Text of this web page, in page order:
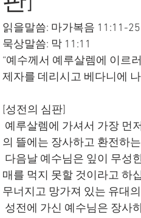
읽을말씀: 마가복음 11:11-25
묵상말씀: 막 11:11
“예수께서 예루살렘에 이르
제자를 데리시고 베다니에
[성전의 심판]
의 뜰에는 장사하고 환전하
매를 먹지 못할 것이라고 하
무너지고 망가져 있는 유대